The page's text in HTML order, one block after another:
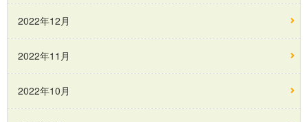
2022年12月
2022年11月
2022年10月